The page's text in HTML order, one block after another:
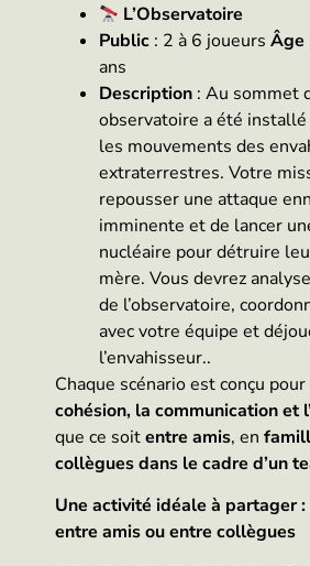
L’Observatoire
Public : 2 à 6 joueurs Âge
ans
Description : Au sommet
observatoire a été
les mouvements des
extraterrestres. Votre
repousser une attaque
imminente et de lancer
nucléaire pour détruire
mère. Vous devrez
de l’observatoire,
avec votre équipe et
l’envahisseur..
Chaque scénario est conçu pour
cohésion, la communication et
que ce soitentre amis, en
collègues dans le cadre d’un
Une activité idéale à partager
entre amis ou entre collègues